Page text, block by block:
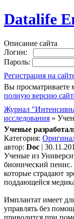
Datalife
Описание сайта
Логин:
Пароль:
Регистрация на
Вы просматриваете
полную версию
Журнал
исследования »
Ученые
Категория:
автор: Doc |
Ученые из
бионический пенис.
которые страдают
поддающейся
Имплантат имеет
управлять без
приводится при